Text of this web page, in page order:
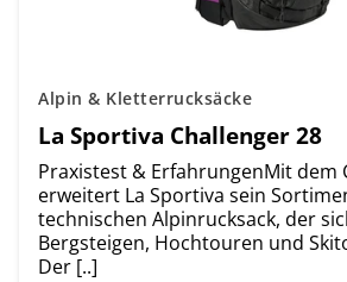
Alpin & Kletterrucksäcke
La Sportiva Challenger 28
Praxistest & ErfahrungenMit dem
erweitert La Sportiva sein
technischen Alpinrucksack, der
Bergsteigen, Hochtouren und
Der [..]